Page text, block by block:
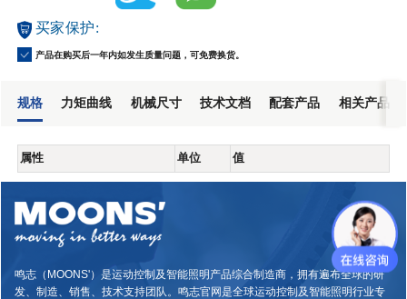
买家保护:
产品在购买后一年内如发生质量问题，可免费换货。
规格 力矩曲线 机械尺寸 技术文档 配套产品 相关产品
属性 单位 值
鸣志（MOONS'）是运动控制及智能照明产品综合制造商，拥有遍布全球的研
发、制造、销售、技术支持团队。鸣志官网是全球运动控制及智能照明行业专